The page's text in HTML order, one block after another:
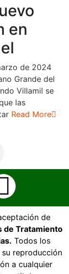
en
de 2024
Grande del
Villamil se
las
Read More
de
de Tratamiento
Todos los
su reproducción
a cualquier